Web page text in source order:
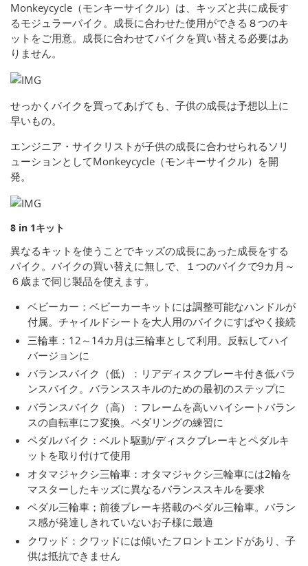
Monkeycycle（モンキーサイクル）は、キッズと共に成長す
るモジュラーバイク。成長に合わせた使用ができる８つのキ
ットをご用意。成長に合わせてバイクを買い替える必要はあ
りません。
せっかくバイクを買ってあげても、子供の成長は予想以上に
早いもの。
エンジニア・サイクリストが子供の成長に合わせられるソリ
ューションとしてMonkeycycle（モンキーサイクル）を開
発。
8 in 1キット
異なるキットを使うことでキッズの成長にあった成長をする
バイク。バイクの買い替えに無しで、１つのバイクで9カ月～
６歳まで同じ製品を使えます。
ベビーカー：ベビーカーキットには調整可能なハンドルが
付属。チャイルドシートを大人用のバイクにすばやく接続
三輪車：12～14カ月は三輪車として利用。反転してハイ
バージョンに
バランスバイク（低）：リアディスクブレーキ付き低バラ
ンスバイク。バランススキルのための最初のステップに
バランスバイク（高）：フレームを高いハイシートバラン
スの自転車にフ変換。ペダリングの練習に
ペダルバイク：ベルト駆動/ディスクブレーキとペダルキ
ットを取り付けて使用
オタマジャクシ三輪車：オタマジャクシ三輪車には2輪を
マスターしたキッズに異なるバランススキルを要求
ペダル三輪車；前後ブレーキ搭載のペダル三輪車。バラン
ス感が発達しきれていないお子様に最適
クワッド：クワッドには傾いたフロントエンドがあり、子
供は抵抗できません